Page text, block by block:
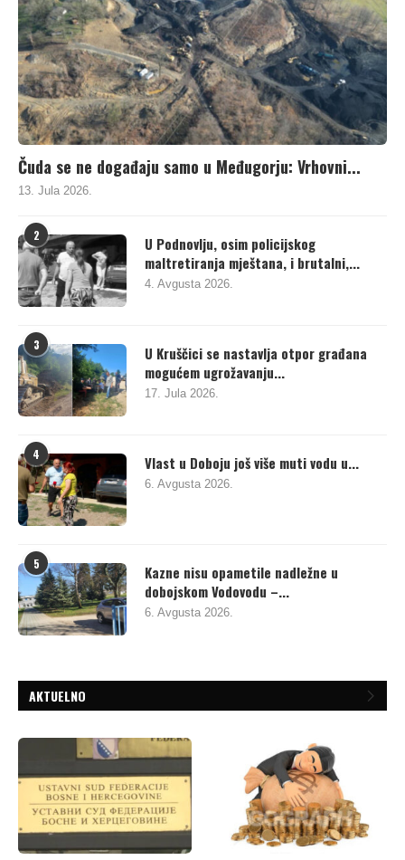
Čuda se ne događaju samo u Međugorju: Vrhovni...
13. Jula 2026.
2
U Podnovlju, osim policijskog
maltretiranja mještana, i brutalni,...
4. Avgusta 2026.
3
U Kruščici se nastavlja otpor građana
mogućem ugrožavanju...
17. Jula 2026.
4 Vlast u Doboju još više muti vodu u...
6. Avgusta 2026.
5
Kazne nisu opametile nadležne u
dobojskom Vodovodu –...
6. Avgusta 2026.
AKTUELNO